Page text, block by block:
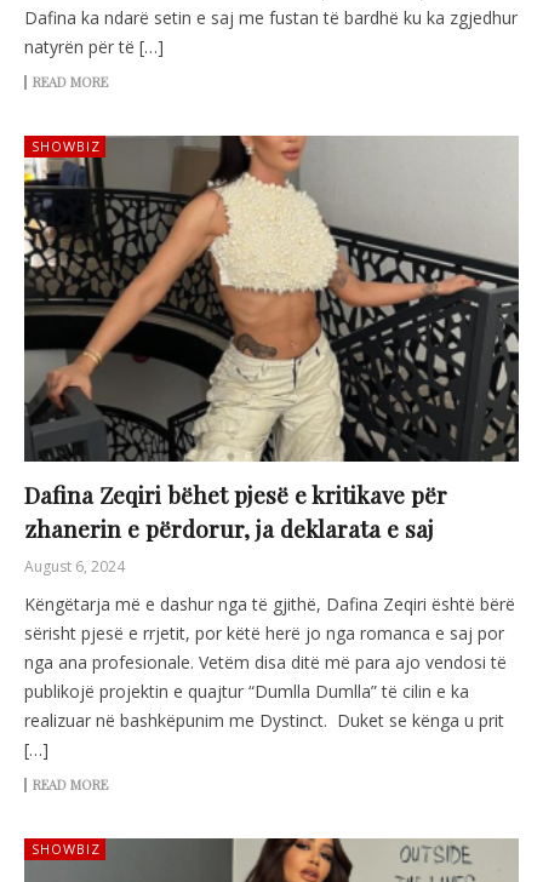
Dafina ka ndarë setin e saj me fustan të bardhë ku ka zgjedhur
natyrën për të […]
READ MORE
SHOWBIZ
Dafina Zeqiri bëhet pjesë e kritikave për
zhanerin e përdorur, ja deklarata e saj
August 6, 2024
Këngëtarja më e dashur nga të gjithë, Dafina Zeqiri është bërë
sërisht pjesë e rrjetit, por këtë herë jo nga romanca e saj por
nga ana profesionale. Vetëm disa ditë më para ajo vendosi të
publikojë projektin e quajtur “Dumlla Dumlla” të cilin e ka
realizuar në bashkëpunim me Dystinct. Duket se kënga u prit
[…]
READ MORE
SHOWBIZ